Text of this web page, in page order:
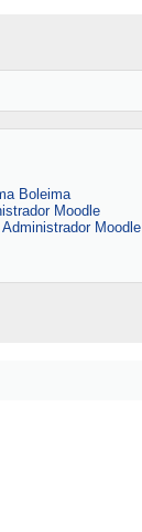
Boleima
Moodle
Administrador Moodle